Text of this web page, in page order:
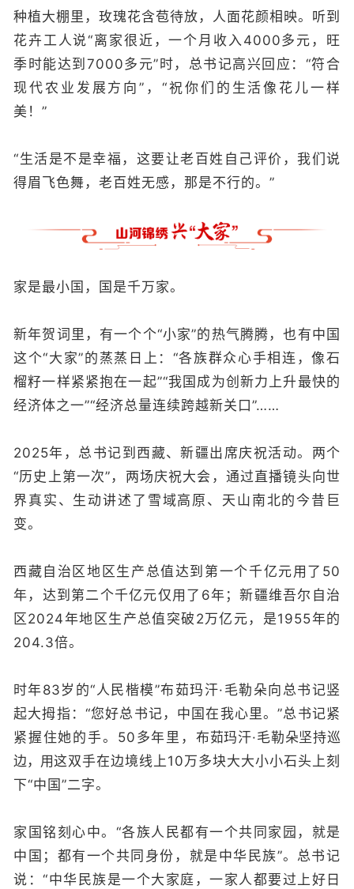
种植大棚里，玫瑰花含苞待放，人面花颜相映。听到
花卉工人说“离家很近，一个月收入4000多元，旺
季时能达到7000多元”时，总书记高兴回应：“符合
现代农业发展方向”，“祝你们的生活像花儿一样
美！”
“生活是不是幸福，这要让老百姓自己评价，我们说
得眉飞色舞，老百姓无感，那是不行的。”
家是最小国，国是千万家。
新年贺词里，有一个个“小家”的热气腾腾，也有中国
这个“大家”的蒸蒸日上：“各族群众心手相连，像石
榴籽一样紧紧抱在一起”“我国成为创新力上升最快的
经济体之一”“经济总量连续跨越新关口”……
2025年，总书记到西藏、新疆出席庆祝活动。两个
“历史上第一次”，两场庆祝大会，通过直播镜头向世
界真实、生动讲述了雪域高原、天山南北的今昔巨
变。
西藏自治区地区生产总值达到第一个千亿元用了50
年，达到第二个千亿元仅用了6年；新疆维吾尔自治
区2024年地区生产总值突破2万亿元，是1955年的
204.3倍。
时年83岁的“人民楷模”布茹玛汗·毛勒朵向总书记竖
起大拇指：“您好总书记，中国在我心里。”总书记紧
紧握住她的手。50多年里， 布茹玛汗·毛勒朵坚持巡
边，用这双手在边境线上10万多块大大小小石头上刻
下“中国”二字。
家国铭刻心中。“各族人民都有一个共同家园，就是
中国；都有一个共同身份，就是中华民族”。 总书记
说：“中华民族是一个大家庭，一家人都要过上好日